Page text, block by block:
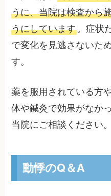
うに、当院は検査から
うにしています。症状
で変化を見逃さないた
す。
薬を服用されている方
体や鍼灸で効果がなか
当院にご相談ください。
動悸のQ＆A